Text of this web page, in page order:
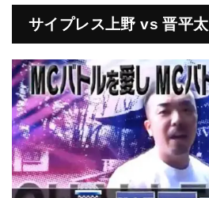
サイプレス上野 vs 晋平太